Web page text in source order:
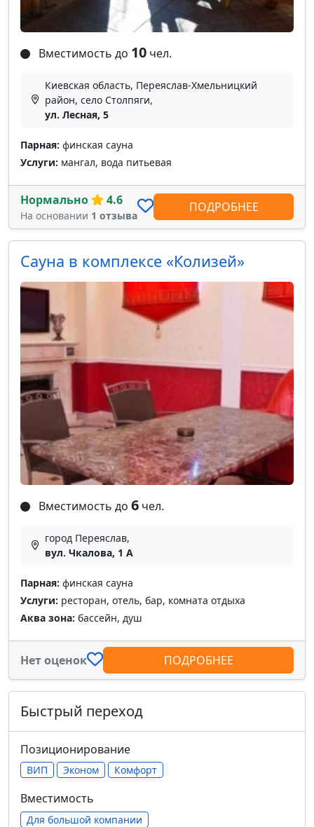
Вместимость до 10 чел.
Киевская область, Переяслав-Хмельницкий
район, село Столпяги,
ул. Лесная, 5
Парная: финская сауна
Услуги: мангал, вода питьевая
Нормально 4.6
На основании 1 отзыва
ПОДРОБНЕЕ
Сауна в комплексе «Колизей»
Вместимость до 6 чел.
город Переяслав,
вул. Чкалова, 1 А
Парная: финская сауна
Услуги: ресторан, отель, бар, комната отдыха
Аква зона: бассейн, душ
Нет оценок ПОДРОБНЕЕ
Быстрый переход
Позиционирование
ВИП Эконом Комфорт
Вместимость
Для большой компании